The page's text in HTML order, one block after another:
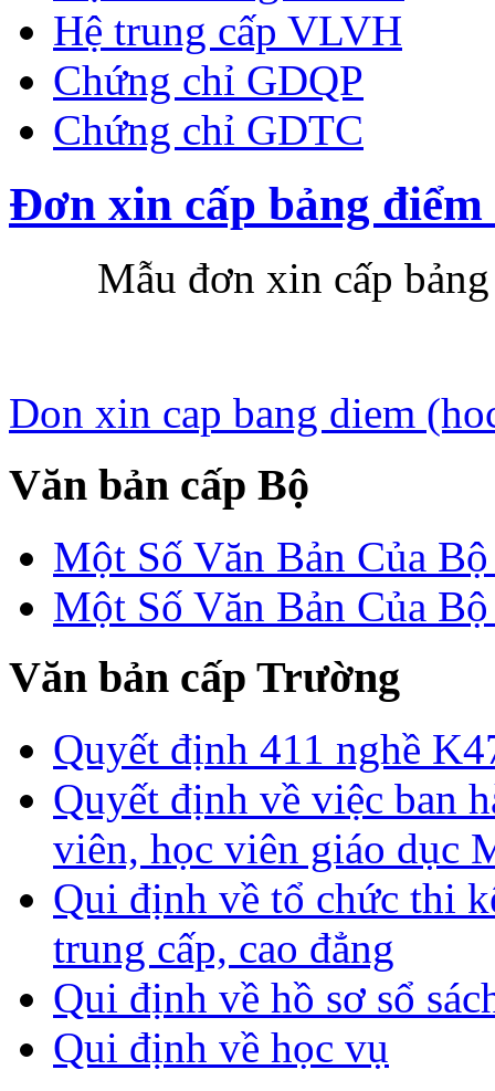
Hệ trung cấp VLVH
Chứng chỉ GDQP
Chứng chỉ GDTC
Đơn xin cấp bảng điểm
Mẫu đơn xin cấp bảng
Don xin cap bang diem
Văn bản cấp Bộ
Một Số Văn Bản Của
Một Số Văn Bản Của
Văn bản cấp Trường
Quyết định 411 nghề
Quyết định về việc ban
viên, học viên giáo dục
Qui định về tổ chức thi
trung cấp, cao đẳng
Qui định về hồ sơ sổ
Qui định về học vụ